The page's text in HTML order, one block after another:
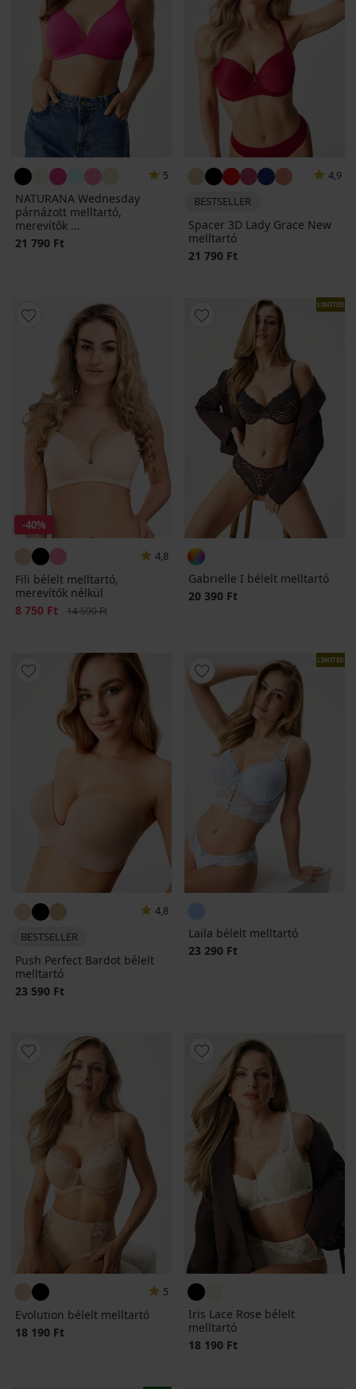
5
NATURANA Wednesday
párnázott melltartó,
merevítők ...
21 790 Ft
4,9
BESTSELLER
Spacer 3D Lady Grace New
melltartó
21 790 Ft
-40%
4,8
Fili bélelt melltartó,
merevítők nélkül
Kedvezmény
8 750 Ft Eredeti ár
14 590 Ft
LIMITED
Gabrielle I bélelt melltartó
20 390 Ft
4,8
BESTSELLER
Push Perfect Bardot bélelt
melltartó
23 590 Ft
LIMITED
Laila bélelt melltartó
23 290 Ft
5
Evolution bélelt melltartó
18 190 Ft
Iris Lace Rose bélelt
melltartó
18 190 Ft